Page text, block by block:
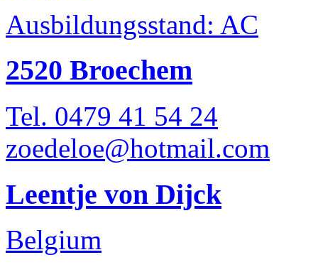
Ausbildungsstand: AC
2520 Broechem
Tel. 0479 41 54 24
zoedeloe@hotmail.com
Leentje von Dijck
Belgium